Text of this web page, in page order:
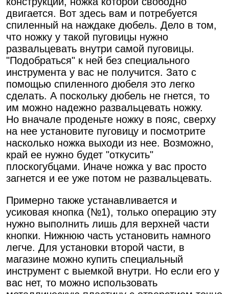
двигается. Вот здесь вам и потребуется
спиленный на наждаке дюбель. Дело в том,
что ножку у такой пуговицы нужно
развальцевать внутри самой пуговицы.
"Подобраться" к ней без специального
инструмента у вас не получится. Зато с
помощью спиленного дюбеля это легко
сделать. А поскольку дюбель не гнется, то
им можно надежно развальцевать ножку.
Но вначале проденьте ножку в пояс, сверху
на нее установите пуговицу и посмотрите
насколько ножка выходи из нее. Возможно,
край ее нужно будет "откусить"
плоскогубцами. Иначе ножка у вас просто
загнется и ее уже потом не развальцевать.
Примерно также устанавливается и
усиковая кнопка (№1), только операцию эту
нужно выполнить лишь для верхней части
кнопки. Нижнюю часть установить намного
легче. Для установки второй части, в
магазине можно купить специальный
инструмент с выемкой внутри. Но если его у
вас нет, то можно использовать